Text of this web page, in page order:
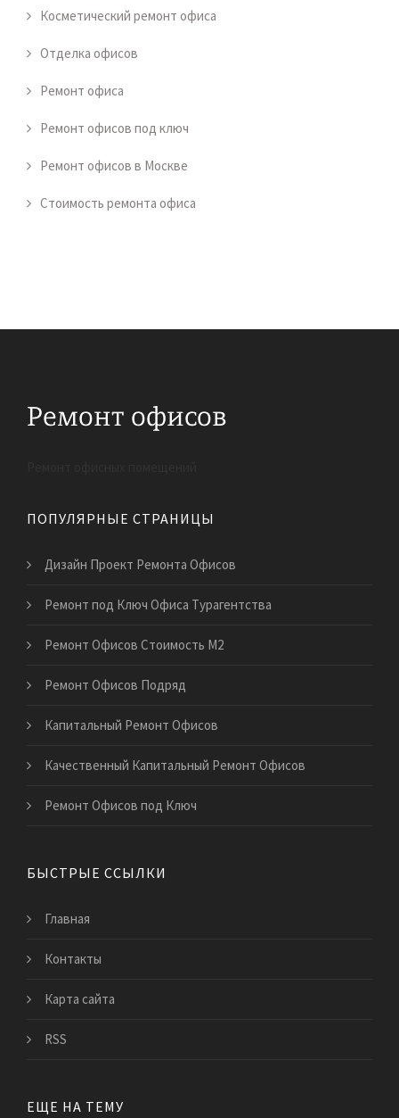
Косметический ремонт офиса
Отделка офисов
Ремонт офиса
Ремонт офисов под ключ
Ремонт офисов в Москве
Стоимость ремонта офиса
ПОПУЛЯРНЫЕ СТРАНИЦЫ
Дизайн Проект Ремонта Офисов
Ремонт под Ключ Офиса Турагентства
Ремонт Офисов Стоимость М2
Ремонт Офисов Подряд
Капитальный Ремонт Офисов
Качественный Капитальный Ремонт Офисов
Ремонт Офисов под Ключ
БЫСТРЫЕ ССЫЛКИ
Главная
Контакты
Карта сайта
RSS
ЕЩЕ НА ТЕМУ